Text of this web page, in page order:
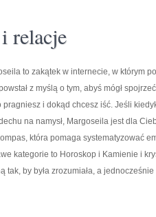
relacje
to zakątek w internecie, w którym
z myślą o tym, abyś mógł
pragniesz i dokąd chcesz iść. Jeśli
na namysł, Margoseila jest dla
która pomaga systematyzować
kategorie to Horoskop i Kamienie i
tak, by była zrozumiała, a